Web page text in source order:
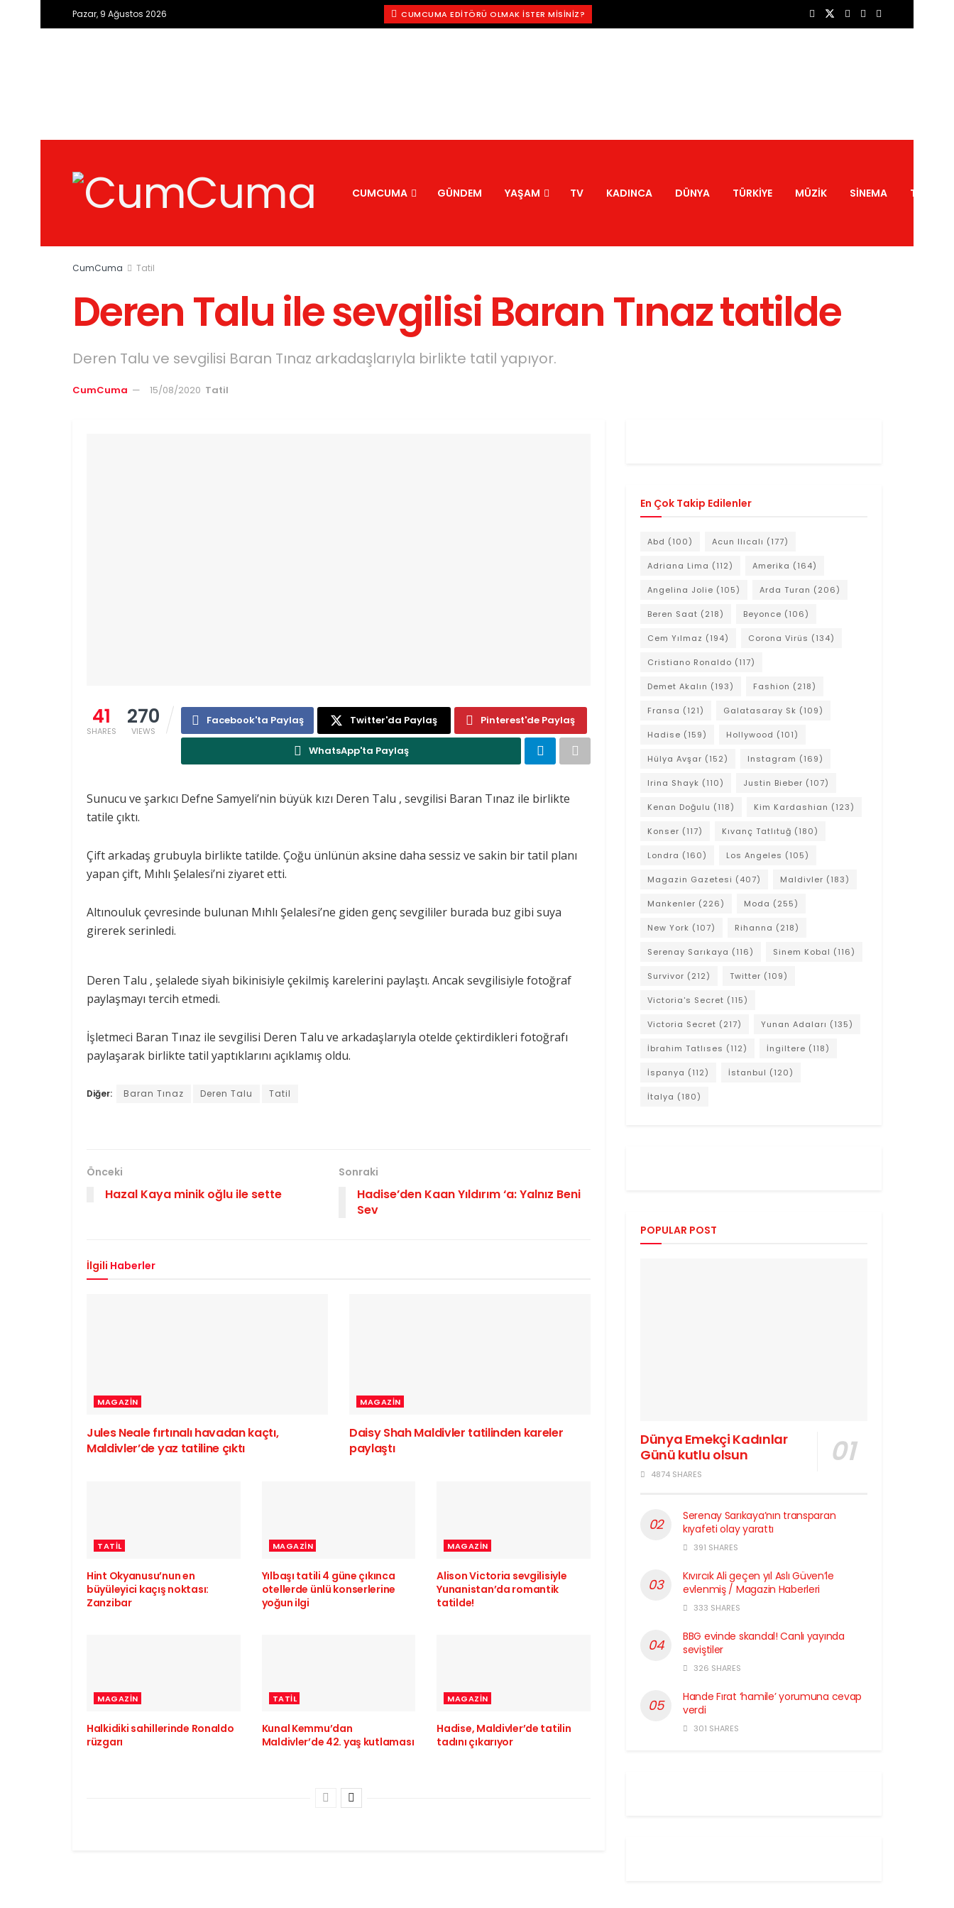
Pazar, 9 Ağustos 2026 CUMCUMA EDITÖRÜ OLMAK İSTER MISINIZ?
CUMCUMA GÜNDEM YAŞAM TV KADINCA DÜNYA TÜRKIYE MÜZIK SINEMA TATIL
CumCuma Tatil
Deren Talu ile sevgilisi Baran Tınaz tatilde
Deren Talu ve sevgilisi Baran Tınaz arkadaşlarıyla birlikte tatil yapıyor.
CumCuma 15/08/2020 Tatil
41
SHARES
270
VIEWS
Facebook'ta Paylaş Twitter'da Paylaş Pinterest'de Paylaş
WhatsApp'ta Paylaş
Sunucu ve şarkıcı Defne Samyeli’nin büyük kızı Deren Talu , sevgilisi Baran Tınaz ile birlikte
tatile çıktı.
Çift arkadaş grubuyla birlikte tatilde. Çoğu ünlünün aksine daha sessiz ve sakin bir tatil planı
yapan çift, Mıhlı Şelalesi’ni ziyaret etti.
Altınouluk çevresinde bulunan Mıhlı Şelalesi’ne giden genç sevgililer burada buz gibi suya
girerek serinledi.
Deren Talu , şelalede siyah bikinisiyle çekilmiş karelerini paylaştı. Ancak sevgilisiyle fotoğraf
paylaşmayı tercih etmedi.
İşletmeci Baran Tınaz ile sevgilisi Deren Talu ve arkadaşlarıyla otelde çektirdikleri fotoğrafı
paylaşarak birlikte tatil yaptıklarını açıklamış oldu.
Diğer: Baran Tınaz Deren Talu Tatil
Önceki
Hazal Kaya minik oğlu ile sette
Sonraki
Hadise’den Kaan Yıldırım ‘a: Yalnız Beni
Sev
İlgili Haberler
MAGAZIN
Jules Neale fırtınalı havadan kaçtı,
Maldivler’de yaz tatiline çıktı
MAGAZIN
Daisy Shah Maldivler tatilinden kareler
paylaştı
TATIL
Hint Okyanusu’nun en
büyüleyici kaçış noktası:
Zanzibar
MAGAZIN
Yılbaşı tatili 4 güne çıkınca
otellerde ünlü konserlerine
yoğun ilgi
MAGAZIN
Alison Victoria sevgilisiyle
Yunanistan’da romantik
tatilde!
MAGAZIN
Halkidiki sahillerinde Ronaldo
rüzgarı
TATIL
Kunal Kemmu’dan
Maldivler’de 42. yaş kutlaması
MAGAZIN
Hadise, Maldivler’de tatilin
tadını çıkarıyor
En Çok Takip Edilenler
Abd (100) Acun Ilıcalı (177)
Adriana Lima (112) Amerika (164)
Angelina Jolie (105) Arda Turan (206)
Beren Saat (218) Beyonce (106)
Cem Yılmaz (194) Corona Virüs (134)
Cristiano Ronaldo (117)
Demet Akalın (193) Fashion (218)
Fransa (121) Galatasaray Sk (109)
Hadise (159) Hollywood (101)
Hülya Avşar (152) Instagram (169)
Irina Shayk (110) Justin Bieber (107)
Kenan Doğulu (118) Kim Kardashian (123)
Konser (117) Kıvanç Tatlıtuğ (180)
Londra (160) Los Angeles (105)
Magazin Gazetesi (407) Maldivler (183)
Mankenler (226) Moda (255)
New York (107) Rihanna (218)
Serenay Sarıkaya (116) Sinem Kobal (116)
Survivor (212) Twitter (109)
Victoria's Secret (115)
Victoria Secret (217) Yunan Adaları (135)
İbrahim Tatlıses (112) İngiltere (118)
İspanya (112) İstanbul (120)
İtalya (180)
POPULAR POST
Dünya Emekçi Kadınlar
Günü kutlu olsun
4874 SHARES
Serenay Sarıkaya’nın transparan
kıyafeti olay yarattı
391 SHARES
Kıvırcık Ali geçen yıl Aslı Güven’le
evlenmiş / Magazin Haberleri
333 SHARES
BBG evinde skandal! Canlı yayında
seviştiler
326 SHARES
Hande Fırat ‘hamile’ yorumuna cevap
verdi
301 SHARES